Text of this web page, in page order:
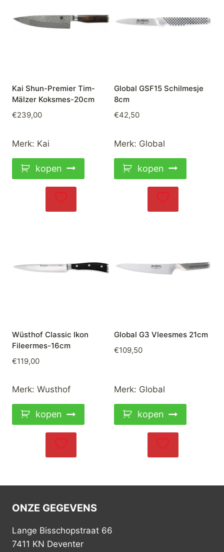
Kai Shun-Premier Tim-
Mälzer Koksmes-20cm
€239,00
Merk: Kai
kopen
Global GSF15 Schilmesje
8cm
€42,50
Merk: Global
kopen
Wüsthof Classic Ikon
Fileermes-16cm
€119,00
Merk: Wusthof
kopen
Global G3 Vleesmes 21cm
€109,50
Merk: Global
kopen
ONZE GEGEVENS
Lange Bisschopstraat 66
7411 KN Deventer